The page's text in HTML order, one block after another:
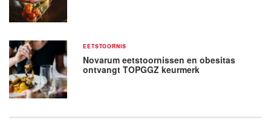
EETSTOORNIS
Novarum eetstoornissen en obesitas
ontvangt TOPGGZ keurmerk